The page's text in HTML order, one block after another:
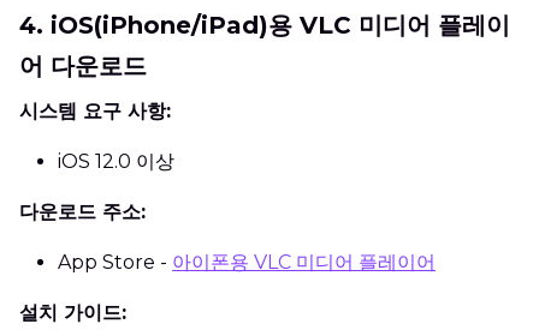
4. iOS(iPhone/iPad)용 VLC 미디어 플레이
어 다운로드
시스템 요구 사항:
iOS 12.0 이상
다운로드 주소:
App Store - 아이폰용 VLC 미디어 플레이어
설치 가이드: